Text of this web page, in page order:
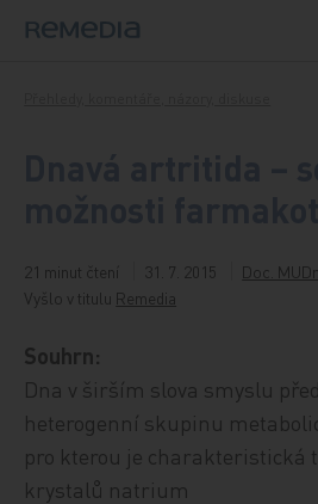
21 minut čtení 31. 7. 2015
Doc.
Vyšlo v titulu Remedia
Souhrn:
Dna v širším slova smyslu
heterogenní skupinu
pro kterou je charakteristická
krystalů natrium